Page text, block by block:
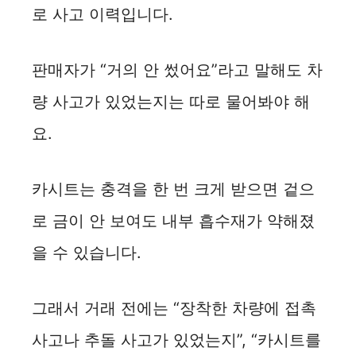
로 사고 이력입니다.
판매자가 “거의 안 썼어요”라고 말해도 차
량 사고가 있었는지는 따로 물어봐야 해
요.
카시트는 충격을 한 번 크게 받으면 겉으
로 금이 안 보여도 내부 흡수재가 약해졌
을 수 있습니다.
그래서 거래 전에는 “장착한 차량에 접촉
사고나 추돌 사고가 있었는지”, “카시트를